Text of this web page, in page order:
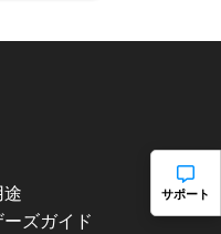
ズガイド
サポート